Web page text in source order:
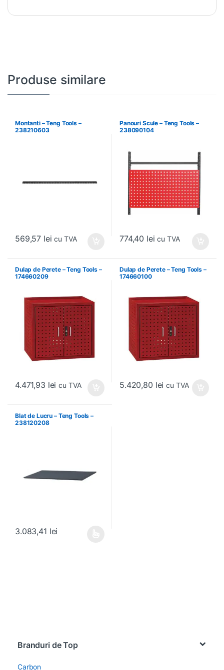
Produse similare
Montanti – Teng Tools –
238210603
569,57 lei cu TVA
Panouri Scule – Teng Tools –
238090104
774,40 lei cu TVA
Dulap de Perete – Teng Tools –
174660209
4.471,93 lei cu TVA
Dulap de Perete – Teng Tools –
174660100
5.420,80 lei cu TVA
Blat de Lucru – Teng Tools –
238120208
3.083,41 lei
Branduri de Top
Carbon